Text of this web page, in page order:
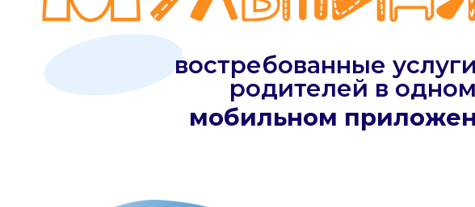
мобильном приложении
востребованные услуги для